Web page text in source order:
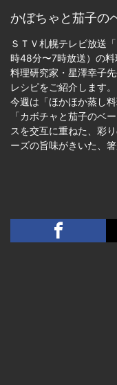
かぼちゃと茄子の
ＳＴＶ札幌テレビ放送
時48分〜7時放送）の
料理研究家・星澤幸子
レシピをご紹介します。
今週は「ほかほか蒸し
「カボチャと茄子のベ
スを交互に重ねた、彩
ーズの旨味がきいた、